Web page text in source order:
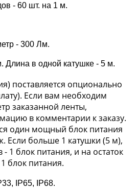
- 60 шт. на 1 м.
- 300 Лм.
в одной катушке - 5 м.
поставляется опционально
Если вам необходим
заказанной ленты,
в комментарии к заказу.
один мощный блок питания
Если больше 1 катушки (5 м),
1 блок питания, и на остаток
блок питания.
IP65, IP68.